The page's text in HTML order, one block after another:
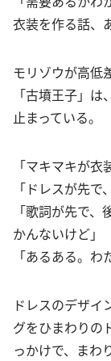
衣装を作る話、
モリゾウが高低
「古墳王子」
止まっている。
「マキマキが衣
「ドレスが先で
「歌詞が先で
かんないけど」
「あるある。わ
ドレスのデザイ
グをひまわりの
っかけで、まわ